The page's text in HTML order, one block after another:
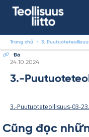
Trang chủ - 3.
Đá
Kirjoitettu
24.10.2024
3.-
3.-Puutuoteteollisuus-03-
Cũng đọc